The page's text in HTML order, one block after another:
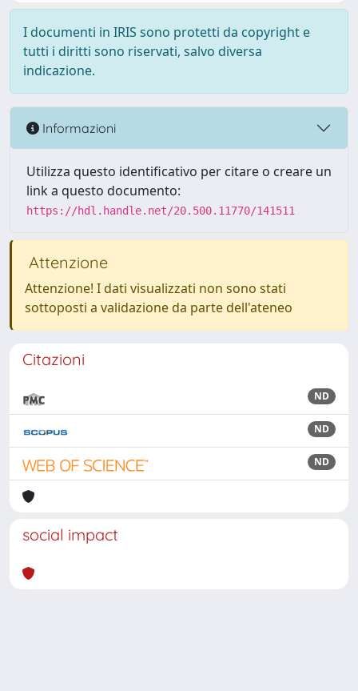
I documenti in IRIS sono protetti da copyright e
tutti i diritti sono riservati, salvo diversa
indicazione.
Informazioni
Utilizza questo identificativo per citare o creare un
link a questo documento:
https://hdl.handle.net/20.500.11770/141511
Attenzione
Attenzione! I dati visualizzati non sono stati
sottoposti a validazione da parte dell'ateneo
Citazioni
ND
ND
ND
social impact